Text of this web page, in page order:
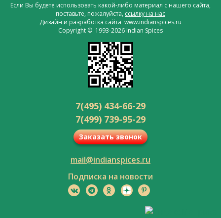
Если Вы будете использовать какой-либо материал с нашего сайта,
поставьте, пожалуйста, ссылку на нас
Дизайн и разработка сайта www.indianspices.ru
Copyright © 1993-2026 Indian Spices
7(495) 434-66-29
7(499) 739-95-29
Заказать звонок
mail@indianspices.ru
Подписка на новости